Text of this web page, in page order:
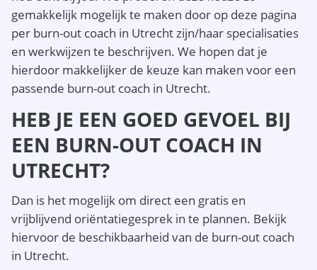
gemakkelijk mogelijk te maken door op deze pagina
per burn-out coach in Utrecht zijn/haar specialisaties
en werkwijzen te beschrijven. We hopen dat je
hierdoor makkelijker de keuze kan maken voor een
passende burn-out coach in Utrecht.
HEB JE EEN GOED GEVOEL BIJ
EEN BURN-OUT COACH IN
UTRECHT?
Dan is het mogelijk om direct een gratis en
vrijblijvend oriëntatiegesprek in te plannen. Bekijk
hiervoor de beschikbaarheid van de burn-out coach
in Utrecht.